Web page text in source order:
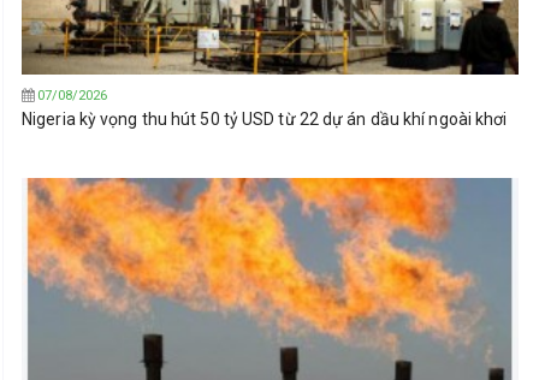
07/08/2026
Nigeria kỳ vọng thu hút 50 tỷ USD từ 22 dự án dầu khí ngoài khơi